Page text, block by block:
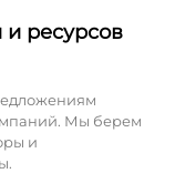
ресурсов
Мы берем
и